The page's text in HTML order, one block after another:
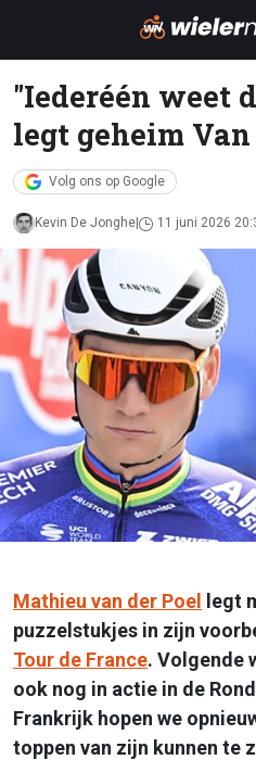
"Iederéén weet
legt geheim
Volg ons op Google
Kevin De Jonghe 11 juni 2026
Mathieu van der Poel legt
puzzelstukjes in zijn
Tour de France. Volgende
ook nog in actie in de
Frankrijk hopen we
toppen van zijn kunnen te